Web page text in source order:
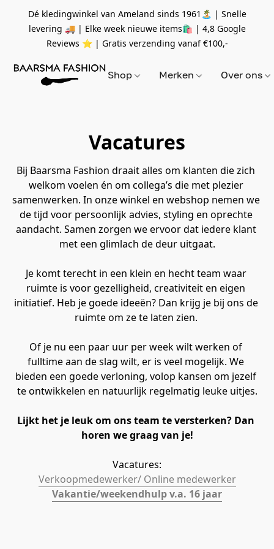
Dé kledingwinkel van Ameland sinds 1961🏝 | Snelle
levering 🚚 | Elke week nieuwe items🛍 | 4,8 Google
Reviews ⭐️ | Gratis verzending vanaf€100,-
Shop Merken Over ons
Vacatures
Bij Baarsma Fashion draait alles om klanten die zich
welkom voelen én om collega’s die met plezier
samenwerken. In onze winkel en webshop nemen we
de tijd voor persoonlijk advies, styling en oprechte
aandacht. Samen zorgen we ervoor dat iedere klant
met een glimlach de deur uitgaat.
Je komt terecht in een klein en hecht team waar
ruimte is voor gezelligheid, creativiteit en eigen
initiatief. Heb je goede ideeën? Dan krijg je bij ons de
ruimte om ze te laten zien.
Of je nu een paar uur per week wilt werken of
fulltime aan de slag wilt, er is veel mogelijk. We
bieden een goede verloning, volop kansen om jezelf
te ontwikkelen en natuurlijk regelmatig leuke uitjes.
Lijkt het je leuk om ons team te versterken? Dan
horen we graag van je!
Vacatures:
Verkoopmedewerker/ Online medewerker
Vakantie/weekendhulp v.a. 16 jaar